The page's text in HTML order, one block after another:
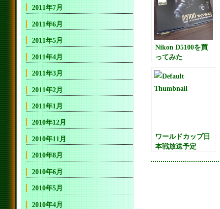
Nikon D5100を買
ってみた
ワールドカップ日
本戦放送予定
2011年7月
2011年6月
2011年5月
2011年4月
2011年3月
2011年2月
2011年1月
2010年12月
2010年11月
2010年8月
2010年6月
2010年5月
2010年4月